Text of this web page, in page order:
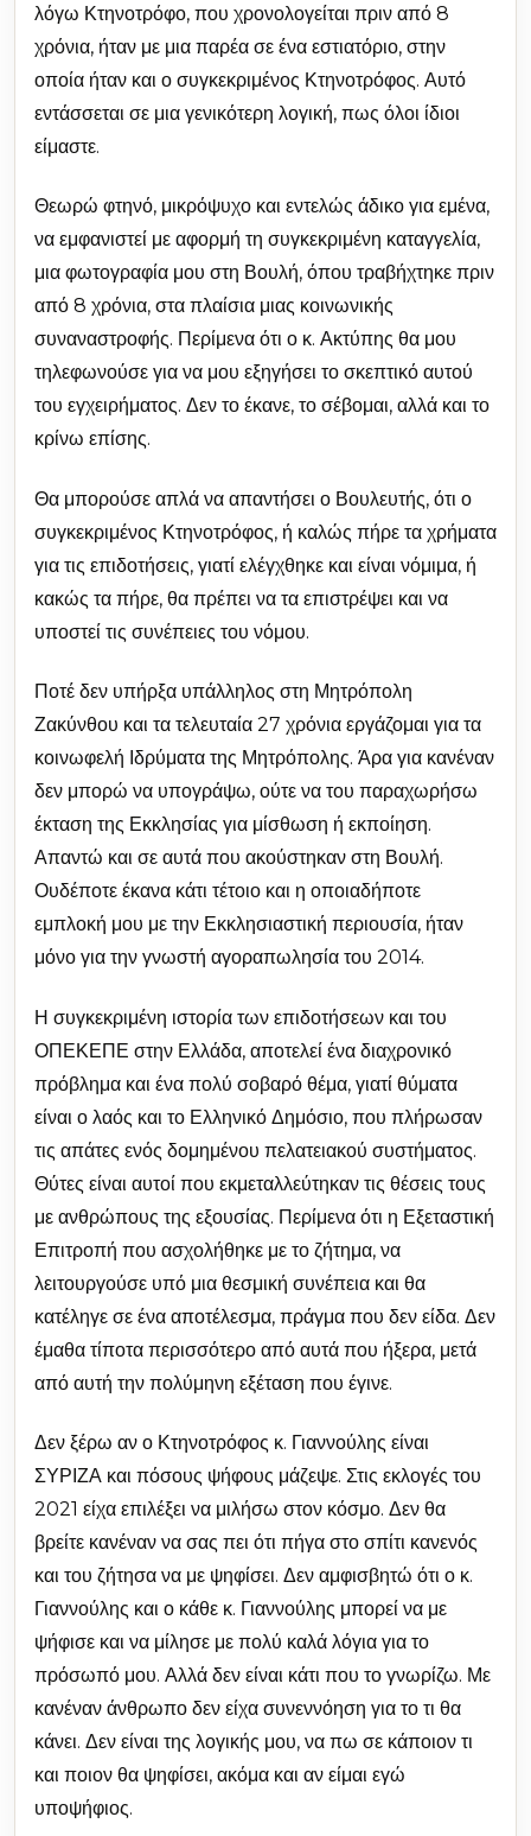
λόγω Κτηνοτρόφο, που χρονολογείται πριν από 8
χρόνια, ήταν με μια παρέα σε ένα εστιατόριο, στην
οποία ήταν και ο συγκεκριμένος Κτηνοτρόφος. Αυτό
εντάσσεται σε μια γενικότερη λογική, πως όλοι ίδιοι
είμαστε.
Θεωρώ φτηνό, μικρόψυχο και εντελώς άδικο για εμένα,
να εμφανιστεί με αφορμή τη συγκεκριμένη καταγγελία,
μια φωτογραφία μου στη Βουλή, όπου τραβήχτηκε πριν
από 8 χρόνια, στα πλαίσια μιας κοινωνικής
συναναστροφής. Περίμενα ότι ο κ. Ακτύπης θα μου
τηλεφωνούσε για να μου εξηγήσει το σκεπτικό αυτού
του εγχειρήματος. Δεν το έκανε, το σέβομαι, αλλά και το
κρίνω επίσης.
Θα μπορούσε απλά να απαντήσει ο Βουλευτής, ότι ο
συγκεκριμένος Κτηνοτρόφος, ή καλώς πήρε τα χρήματα
για τις επιδοτήσεις, γιατί ελέγχθηκε και είναι νόμιμα, ή
κακώς τα πήρε, θα πρέπει να τα επιστρέψει και να
υποστεί τις συνέπειες του νόμου.
Ποτέ δεν υπήρξα υπάλληλος στη Μητρόπολη
Ζακύνθου και τα τελευταία 27 χρόνια εργάζομαι για τα
κοινωφελή Ιδρύματα της Μητρόπολης. Άρα για κανέναν
δεν μπορώ να υπογράψω, ούτε να του παραχωρήσω
έκταση της Εκκλησίας για μίσθωση ή εκποίηση.
Απαντώ και σε αυτά που ακούστηκαν στη Βουλή.
Ουδέποτε έκανα κάτι τέτοιο και η οποιαδήποτε
εμπλοκή μου με την Εκκλησιαστική περιουσία, ήταν
μόνο για την γνωστή αγοραπωλησία του 2014.
Η συγκεκριμένη ιστορία των επιδοτήσεων και του
ΟΠΕΚΕΠΕ στην Ελλάδα, αποτελεί ένα διαχρονικό
πρόβλημα και ένα πολύ σοβαρό θέμα, γιατί θύματα
είναι ο λαός και το Ελληνικό Δημόσιο, που πλήρωσαν
τις απάτες ενός δομημένου πελατειακού συστήματος.
Θύτες είναι αυτοί που εκμεταλλεύτηκαν τις θέσεις τους
με ανθρώπους της εξουσίας. Περίμενα ότι η Εξεταστική
Επιτροπή που ασχολήθηκε με το ζήτημα, να
λειτουργούσε υπό μια θεσμική συνέπεια και θα
κατέληγε σε ένα αποτέλεσμα, πράγμα που δεν είδα. Δεν
έμαθα τίποτα περισσότερο από αυτά που ήξερα, μετά
από αυτή την πολύμηνη εξέταση που έγινε.
Δεν ξέρω αν ο Κτηνοτρόφος κ. Γιαννούλης είναι
ΣΥΡΙΖΑ και πόσους ψήφους μάζεψε. Στις εκλογές του
2021 είχα επιλέξει να μιλήσω στον κόσμο. Δεν θα
βρείτε κανέναν να σας πει ότι πήγα στο σπίτι κανενός
και του ζήτησα να με ψηφίσει. Δεν αμφισβητώ ότι ο κ.
Γιαννούλης και ο κάθε κ. Γιαννούλης μπορεί να με
ψήφισε και να μίλησε με πολύ καλά λόγια για το
πρόσωπό μου. Αλλά δεν είναι κάτι που το γνωρίζω. Με
κανέναν άνθρωπο δεν είχα συνεννόηση για το τι θα
κάνει. Δεν είναι της λογικής μου, να πω σε κάποιον τι
και ποιον θα ψηφίσει, ακόμα και αν είμαι εγώ
υποψήφιος.